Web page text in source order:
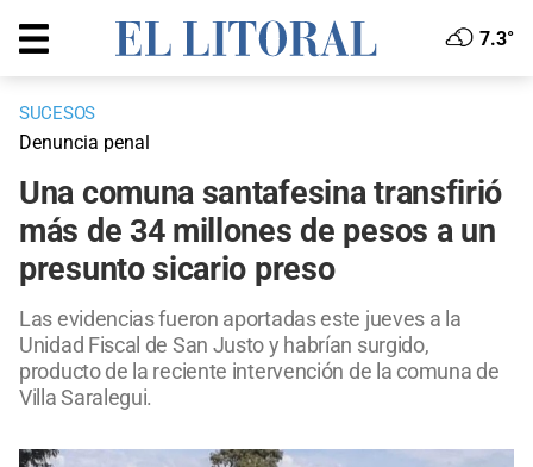
7.3°
SUCESOS
Denuncia penal
Una comuna santafesina transfirió
más de 34 millones de pesos a un
presunto sicario preso
Las evidencias fueron aportadas este jueves a la
Unidad Fiscal de San Justo y habrían surgido,
producto de la reciente intervención de la comuna de
Villa Saralegui.